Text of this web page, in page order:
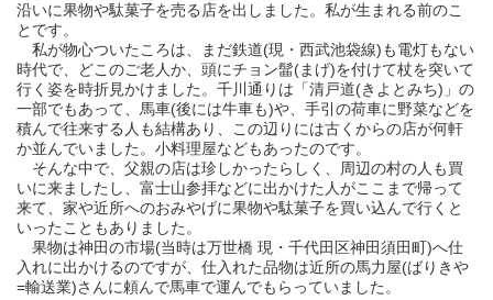
沿いに果物や駄菓子を売る店を出しました。私が生まれる前のこ
とです。
私が物心ついたころは、まだ鉄道(現・西武池袋線)も電灯もない
時代で、どこのご老人か、頭にチョン髷(まげ)を付けて杖を突いて
行く姿を時折見かけました。千川通りは「清戸道(きよとみち)」の
一部でもあって、馬車(後には牛車も)や、手引の荷車に野菜などを
積んで往来する人も結構あり、この辺りには古くからの店が何軒
か並んでいました。小料理屋などもあったのです。
そんな中で、父親の店は珍しかったらしく、周辺の村の人も買
いに来ましたし、富士山参拝などに出かけた人がここまで帰って
来て、家や近所へのおみやげに果物や駄菓子を買い込んで行くと
いったこともありました。
果物は神田の市場(当時は万世橋 現・千代田区神田須田町)へ仕
入れに出かけるのですが、仕入れた品物は近所の馬力屋(ばりきや
=輸送業)さんに頼んで馬車で運んでもらっていました。